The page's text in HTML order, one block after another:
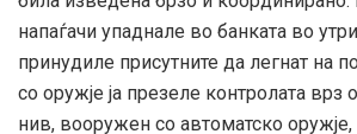
напаѓачи упаднале во банката во
принудиле присутните да легнат на
со оружје ја презеле контролата врз
нив, вооружен со автоматско